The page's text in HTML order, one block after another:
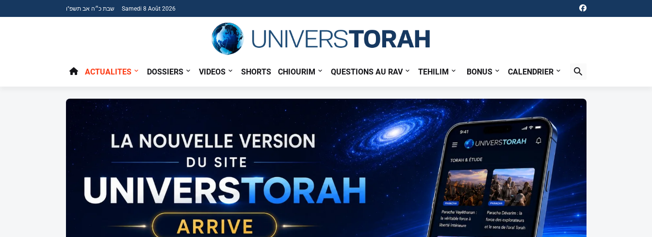
שבת כ״ה אב תשפ"ו Samedi 8 Août 2026
ACTUALITES DOSSIERS VIDEOS SHORTS CHIOURIM QUESTIONS AU RAV TEHILIM BONUS CALENDRIER